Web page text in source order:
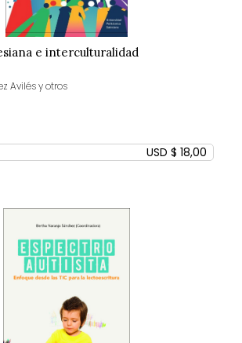
e interculturalidad
Avilés y otros
USD $ 18,00